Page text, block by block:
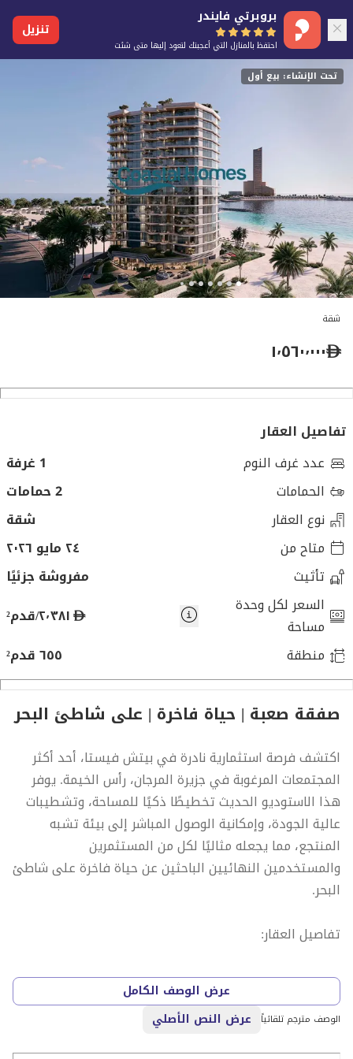
بروبرتي فايندر
احتفظ بالمنازل التي أعجبتك لتعود إليها متى شئت
تنزيل
تحت الإنشاء: بيع أول
شقة
١٬٥٦٠٬٠٠٠
تفاصيل العقار
عدد غرف النوم
1 غرفة
الحمامات
2 حمامات
نوع العقار
شقة
متاح من
٢٤ مايو ٢٠٢٦
تأثيث
مفروشة جزئيًا
السعر لكل وحدة
مساحة
د
ه
م
٢٬٣٨١/قدم²
منطقة
٦٥٥ قدم²
صفقة صعبة | حياة فاخرة | على شاطئ البحر
اكتشف فرصة استثمارية نادرة في بيتش فيستا، أحد أكثر
المجتمعات المرغوبة في جزيرة المرجان، رأس الخيمة. يوفر
هذا الاستوديو الحديث تخطيطًا ذكيًا للمساحة، وتشطيبات
عالية الجودة، وإمكانية الوصول المباشر إلى بيئة تشبه
المنتجع، مما يجعله مثاليًا لكل من المستثمرين
والمستخدمين النهائيين الباحثين عن حياة فاخرة على شاطئ
البحر.
تفاصيل العقار:
النوع: غرفة نوم واحدة
الحجم: 665 قدم مربع
التصميم: منطقة معيشة/نوم مفتوحة، مطبخ صغير، وحمام
عرض الوصف الكامل
الوصف مترجم تلقائياً عرض النص الأصلي